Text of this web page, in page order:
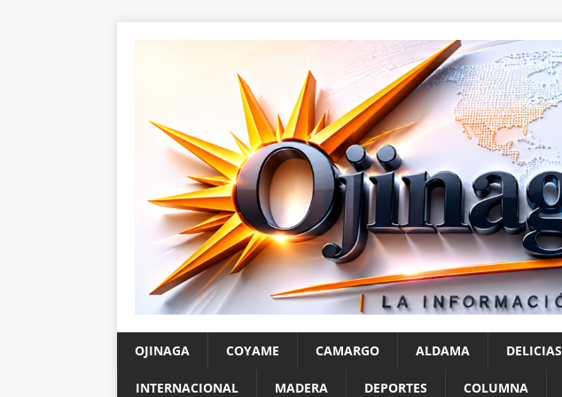
OJINAGA COYAME CAMARGO ALDAMA DELICIAS
INTERNACIONAL MADERA DEPORTES COLUMNA